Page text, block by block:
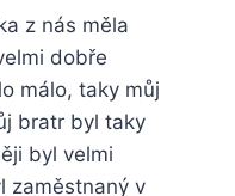
z nás měla
dobře
málo, taky můj
bratr byl taky
byl velmi
zaměstnaný v